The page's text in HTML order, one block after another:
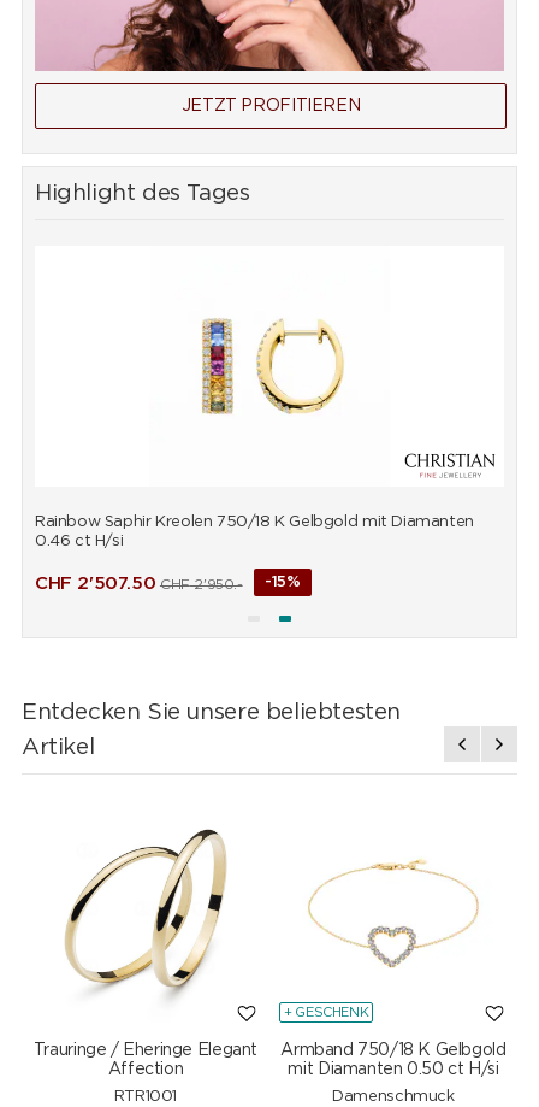
JETZT PROFITIEREN
Highlight des Tages
Rainbow Saphir Kreolen 750/18 K Gelbgold mit Diamanten
0.46 ct H/si
CHF 2'507.50 CHF2'950.- -15%
Entdecken Sie unsere beliebtesten
Artikel
Trauringe / Eheringe Elegant
Affection
RTR1001
+ GESCHENK
Armband 750/18 K Gelbgold
mit Diamanten 0.50 ct H/si
Damenschmuck